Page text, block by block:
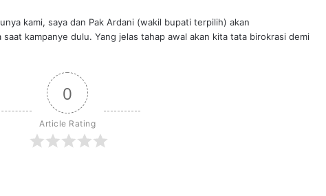
kami, saya dan Pak Ardani (wakil bupati terpilih) akan
saat kampanye dulu. Yang jelas tahap awal akan kita tata birokrasi demi
0
Article Rating